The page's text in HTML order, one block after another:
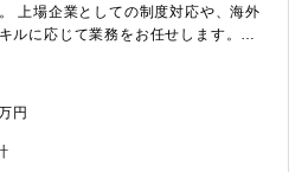
上場企業としての制度対応や、海外
ルに応じて業務をお任せします。
／連結）、社内報告資料作成■開示書
算短信など）■監査法人対応■税務計
■資金管理■海外子会社の経理支援・
ルのやり取りは発生いたします。
円